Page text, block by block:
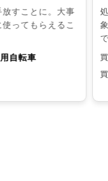
すことに。大事
ってもらえるこ
自転車